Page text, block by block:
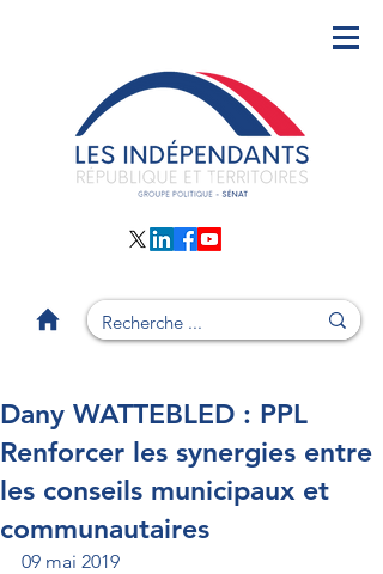
Dany WATTEBLED : PPL
Renforcer les synergies entre
les conseils municipaux et
communautaires
09 mai 2019